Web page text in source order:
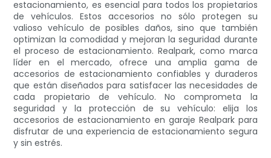
estacionamiento, es esencial para todos los propietarios
de vehículos. Estos accesorios no sólo protegen su
valioso vehículo de posibles daños, sino que también
optimizan la comodidad y mejoran la seguridad durante
el proceso de estacionamiento. Realpark, como marca
líder en el mercado, ofrece una amplia gama de
accesorios de estacionamiento confiables y duraderos
que están diseñados para satisfacer las necesidades de
cada propietario de vehículo. No comprometa la
seguridad y la protección de su vehículo: elija los
accesorios de estacionamiento en garaje Realpark para
disfrutar de una experiencia de estacionamiento segura
y sin estrés.